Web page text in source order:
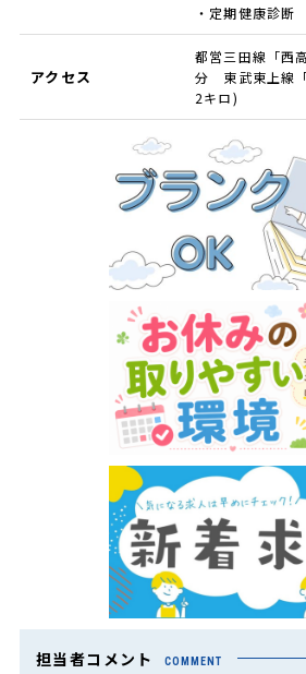
・定期健康診断
アクセス
都営三田線「西
分 東武東上線
2キロ)
担当者コメント COMMENT